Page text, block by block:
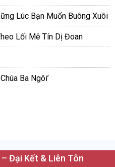
Lúc Bạn Muốn Buông Xuôi
Lối Mê Tín Dị Đoan
Ba Ngôi’
Đại Kết & Liên Tôn